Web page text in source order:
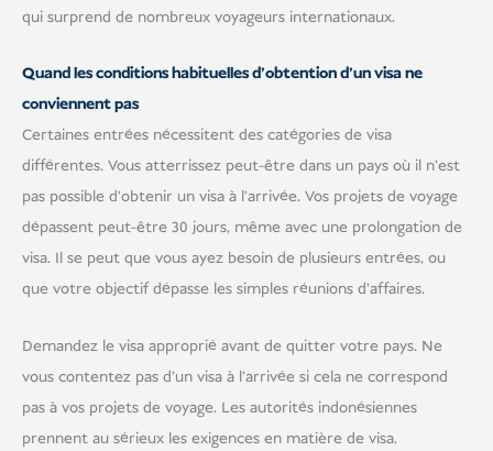
qui surprend de nombreux voyageurs internationaux.
Quand les conditions habituelles d'obtention d'un visa ne
conviennent pas
Certaines entrées nécessitent des catégories de visa
différentes. Vous atterrissez peut-être dans un pays où il n'est
pas possible d'obtenir un visa à l'arrivée. Vos projets de voyage
dépassent peut-être 30 jours, même avec une prolongation de
visa. Il se peut que vous ayez besoin de plusieurs entrées, ou
que votre objectif dépasse les simples réunions d'affaires.
Demandez le visa approprié avant de quitter votre pays. Ne
vous contentez pas d'un visa à l'arrivée si cela ne correspond
pas à vos projets de voyage. Les autorités indonésiennes
prennent au sérieux les exigences en matière de visa.